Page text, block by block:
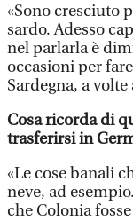
«Sono cresciuto
sardo. Adesso
nel parlarla è
occasioni per
Sardegna, a
Cosa ricorda di
trasferirsi in
«Le cose banali
neve, ad
che Colonia